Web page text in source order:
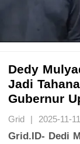
Dedy
Jadi
Gubernur
Grid | 2025-11-
Grid.ID- Dedi